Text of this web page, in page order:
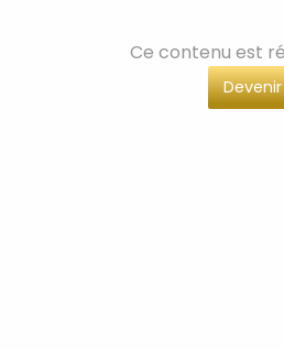
Ce contenu est